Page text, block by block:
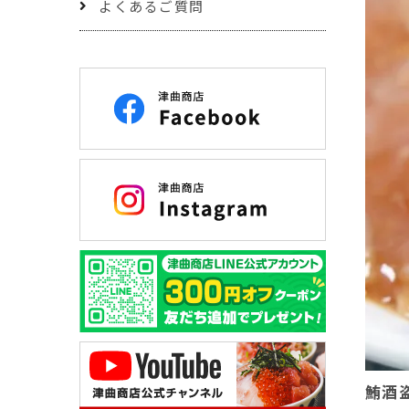
鮪酒
よくあるご質問